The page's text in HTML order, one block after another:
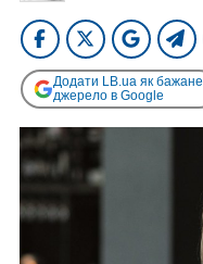
Додати LB.ua як бажане
джерело в Google